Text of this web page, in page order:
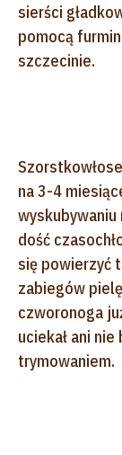
sierści
pomocą
szczecinie.
na 3-4
wyskubywaniu
dość
się powierzyć
zabiegów
czworonoga
uciekał ani
trymowaniem.